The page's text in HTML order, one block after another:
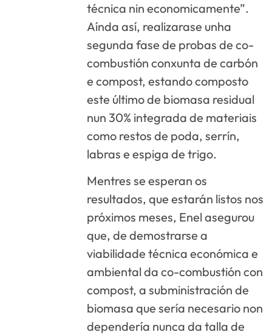
técnica nin economicamente”.
Aínda así, realizarase unha
segunda fase de probas de co-
combustión conxunta de carbón
e compost, estando composto
este último de biomasa residual
nun 30% integrada de materiais
como restos de poda, serrín,
labras e espiga de trigo.
Mentres se esperan os
resultados, que estarán listos nos
próximos meses, Enel asegurou
que, de demostrarse a
viabilidade técnica económica e
ambiental da co-combustión con
compost, a subministración de
biomasa que sería necesario non
dependería nunca da talla de